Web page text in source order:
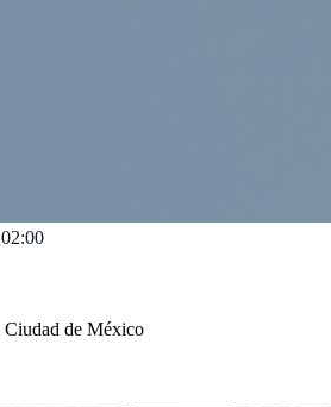
02:00
Ciudad de México